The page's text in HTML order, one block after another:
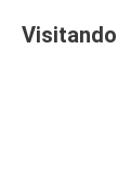
Visitando